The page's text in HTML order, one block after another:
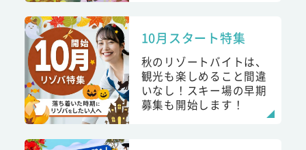
10月スタート特集
秋のリゾートバイトは、
観光も楽しめること間違
いなし！スキー場の早期
募集も開始します！